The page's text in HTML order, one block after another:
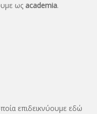
ως academia.
επιδεικνύουμε εδώ